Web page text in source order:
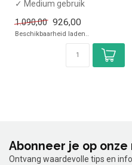
✓ Medium gebruik
cm, hoogte 27 cm...
1.090,00 926,00
Beschikbaarheid laden..
Abonneer je op onze
Ontvang waardevolle tips en